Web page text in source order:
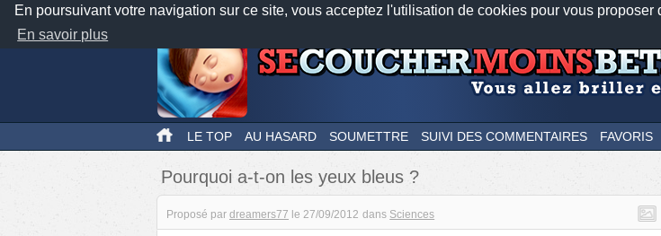
En poursuivant votre navigation sur ce site, vous acceptez l'utilisation de cookies pour vous
En savoir plus
Nos applications mobiles
LE TOP AU HASARD SOUMETTRE SUIVI DES COMMENTAIRES FAVORIS
Pourquoi a-t-on les yeux bleus ?
Proposé par dreamers77 le 27/09/2012 dans Sciences